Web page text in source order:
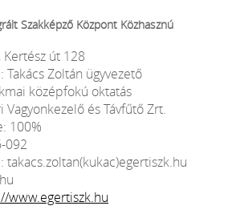
Szakképző Központ Közhasznú
Kertész út 128
Zoltán ügyvezető
középfokú oktatás
Vagyonkezelő és Távfűtő Zrt.
100%
092
www.egertiszk.hu